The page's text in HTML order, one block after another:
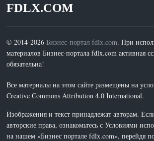
FDLX.COM
© 2014-2026Бизнес-портал fdlx.com. При
материалов Бизнес-портала fdlx.com активная
обязательна!
Все материалы на этом сайте размещены на
Creative Commons Attribution 4.0 International.
Изображения и текст принадлежат авторам.
авторские права, ознакомьтесь с Условиями
на нашем «Бизнес портале fdlx.com», перейдя